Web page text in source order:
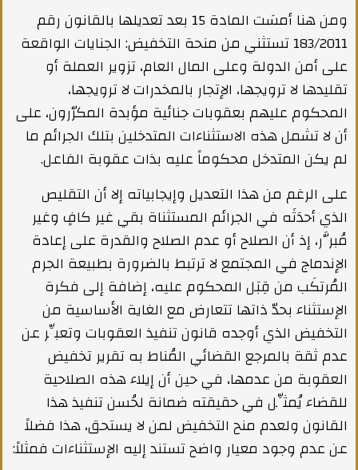
ومن هنا أمسَت المادة 15 بعد تعديلها بالقانون رقم
183/2011 تستثني من منحة التخفيض: الجنايات الواقعة
على أمن الدولة وعلى المال العام، تزوير العملة أو
تقليدها لا ترويجها، الإتجار بالمخدرات لا ترويجها،
المحكوم عليهم بعقوبات جنائية مؤبدة المكرّرون، على
أن لا تشمل هذه الاستثناءات المتدخلين بتلك الجرائم ما
لم يكن المتدخل محكوماً عليه بذات عقوبة الفاعل.
على الرغم من هذا التعديل وإيجابياته إلا أن التقليص
الذي أحدَثَه في الجرائم المستثناة بقي غير كافٍ وغير
مُبرَّر، إذ أن الصلاح أو عدم الصلاح والقدرة على إعادة
الإندماج في المجتمع لا ترتبط بالضرورة بطبيعة الجرم
المُرتكَب من قِبَل المحكوم عليه، إضافة إلى فكرة
الإستثناء بحدّ ذاتها تتعارض مع الغاية الأساسية من
التخفيض الذي أوجده قانون تنفيذ العقوبات وتعبِّر عن
عدم ثقة بالمرجع القضائي المُناط به تقرير تخفيض
العقوبة من عدمها، في حين أن إيلاء هذه الصلاحية
للقضاء يُمثِّل في حقيقته ضمانة لحُسن تنفيذ هذا
القانون ولعدم منح التخفيض لمن لا يستحق، هذا فضلاً
عن عدم وجود معيار واضح تستند إليه الإستثناءات فمثلاً: